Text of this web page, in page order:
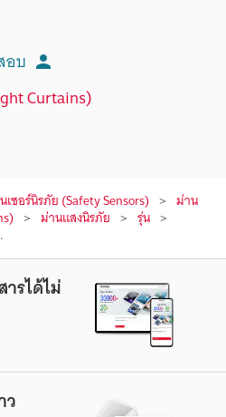
อบ
Curtains)
เซอร์นิรภัย (Safety Sensors) ม่าน
ม่านแสงนิรภัย รุ่น
รได้ไม่
ว